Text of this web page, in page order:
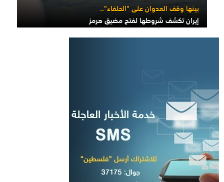
بينها وقف العدوان على "الحلفاء"..
إيران تكشف شروطها لفتح مضيق هرمز